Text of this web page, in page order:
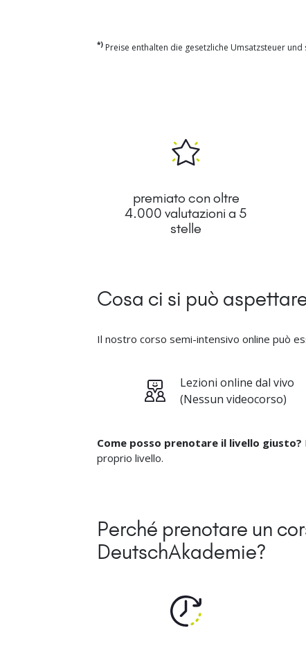
*)Preise enthalten die gesetzliche Umsatzsteuer
premiato con oltre
4.000 valutazioni a 5
stelle
Cosa ci si può
Il nostro corso semi-intensivo online può
Lezioni online dal vivo
(Nessun videocorso)
Come posso prenotare il livello giusto?
proprio livello.
Perché prenotare un
DeutschAkademie?